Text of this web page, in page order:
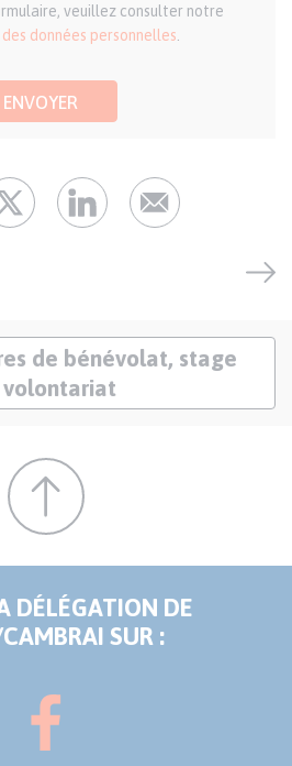
veuillez consulter notre
données personnelles
ENVOYER
Lien
offres
de bénévolat, stage
DÉLÉGATION DE
SUR :